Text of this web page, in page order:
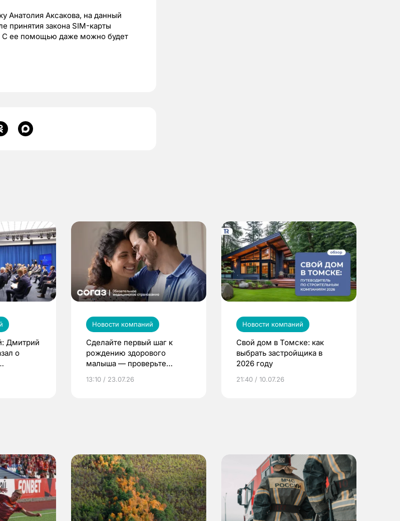
Анатолия Аксакова, на данный
принятия закона SIM-карты
С ее помощью даже можно будет
Дмитрий
о
Новости компаний
Сделайте первый шаг к
рождению здорового
малыша — проверьте
по ОМС!
13:10 / 23.07.26
Новости компаний
Свой дом в Томске: как
выбрать застройщика в
2026 году
21:40 / 10.07.26